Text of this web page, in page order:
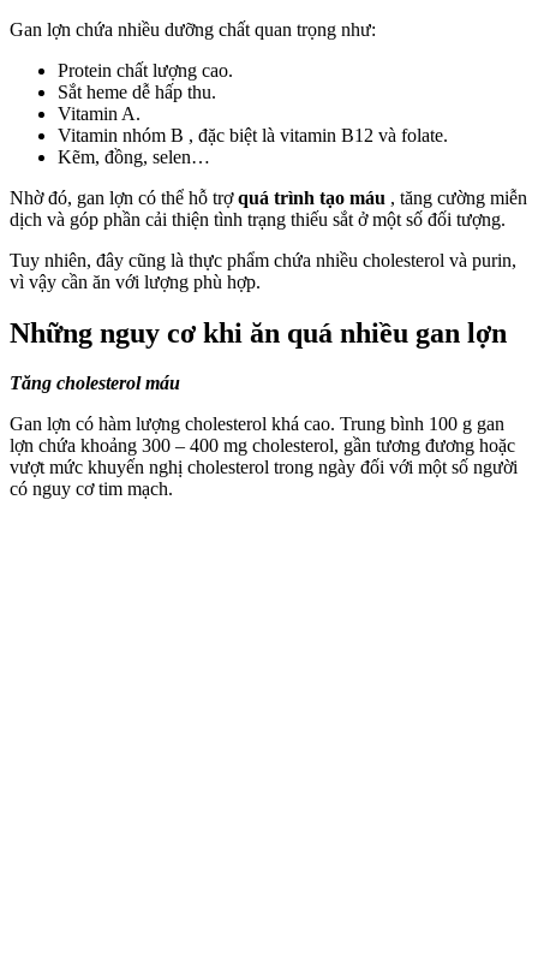
Gan lợn chứa nhiều dưỡng chất quan trọng như:
Protein chất lượng cao.
Sắt heme dễ hấp thu.
Vitamin A.
Vitamin nhóm B , đặc biệt là vitamin B12 và folate.
Kẽm, đồng, selen…
Nhờ đó, gan lợn có thể hỗ trợquá trình tạo máu , tăng cường miễn
dịch và góp phần cải thiện tình trạng thiếu sắt ở một số đối tượng.
Tuy nhiên, đây cũng là thực phẩm chứa nhiều cholesterol và purin,
vì vậy cần ăn với lượng phù hợp.
Những nguy cơ khi ăn quá nhiều gan lợn
Tăng cholesterol máu
Gan lợn có hàm lượng cholesterol khá cao. Trung bình 100 g gan
lợn chứa khoảng 300 – 400 mg cholesterol, gần tương đương hoặc
vượt mức khuyến nghị cholesterol trong ngày đối với một số người
có nguy cơ tim mạch.